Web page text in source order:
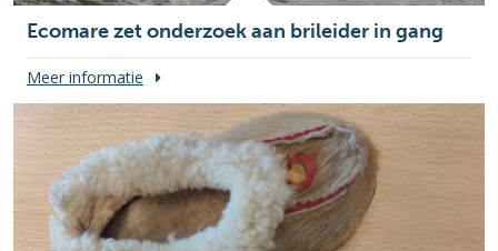
Ecomare zet onderzoek aan brileider in gang
Meer informatie